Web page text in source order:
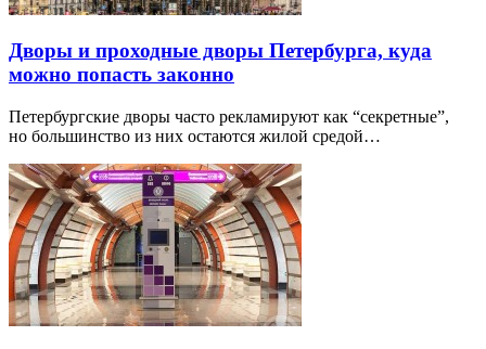
Дворы и проходные дворы Петербурга, куда
можно попасть законно
Петербургские дворы часто рекламируют как “секретные”,
но большинство из них остаются жилой средой…